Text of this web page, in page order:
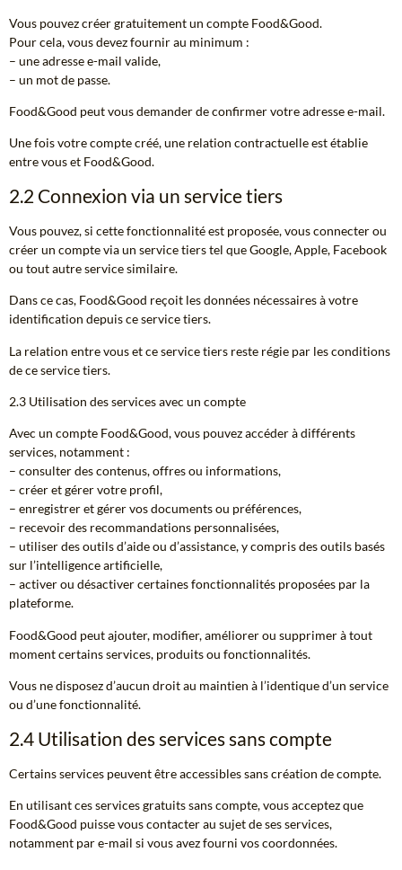
Vous pouvez créer gratuitement un compte Food&Good.
Pour cela, vous devez fournir au minimum :
– une adresse e-mail valide,
– un mot de passe.
Food&Good peut vous demander de confirmer votre adresse e-mail.
Une fois votre compte créé, une relation contractuelle est établie
entre vous et Food&Good.
2.2 Connexion via un service tiers
Vous pouvez, si cette fonctionnalité est proposée, vous connecter ou
créer un compte via un service tiers tel que Google, Apple, Facebook
ou tout autre service similaire.
Dans ce cas, Food&Good reçoit les données nécessaires à votre
identification depuis ce service tiers.
La relation entre vous et ce service tiers reste régie par les conditions
de ce service tiers.
2.3 Utilisation des services avec un compte
Avec un compte Food&Good, vous pouvez accéder à différents
services, notamment :
– consulter des contenus, offres ou informations,
– créer et gérer votre profil,
– enregistrer et gérer vos documents ou préférences,
– recevoir des recommandations personnalisées,
– utiliser des outils d’aide ou d’assistance, y compris des outils basés
sur l’intelligence artificielle,
– activer ou désactiver certaines fonctionnalités proposées par la
plateforme.
Food&Good peut ajouter, modifier, améliorer ou supprimer à tout
moment certains services, produits ou fonctionnalités.
Vous ne disposez d’aucun droit au maintien à l’identique d’un service
ou d’une fonctionnalité.
2.4 Utilisation des services sans compte
Certains services peuvent être accessibles sans création de compte.
En utilisant ces services gratuits sans compte, vous acceptez que
Food&Good puisse vous contacter au sujet de ses services,
notamment par e-mail si vous avez fourni vos coordonnées.